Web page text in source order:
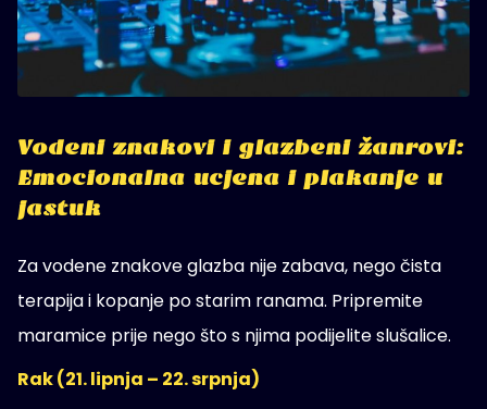
Vodeni znakovi i glazbeni žanrovi:
Emocionalna ucjena i plakanje u
jastuk
Za vodene znakove glazba nije zabava, nego čista
terapija i kopanje po starim ranama. Pripremite
maramice prije nego što s njima podijelite slušalice.
Rak (21. lipnja – 22. srpnja)